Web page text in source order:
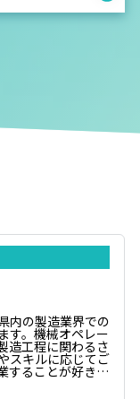
内の製造業界での
す。機械オペレー
造工程に関わるさ
スキルに応じてご
することが好きな
品を作りたい方に